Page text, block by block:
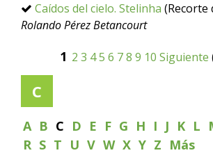
Caídos del cielo. Stelinha (Recorte
Rolando Pérez Betancourt
1 2 3 45 6 78 9 10 Siguiente
C
A B C D E F G H I J K L
R S T U V W X Y Z Más